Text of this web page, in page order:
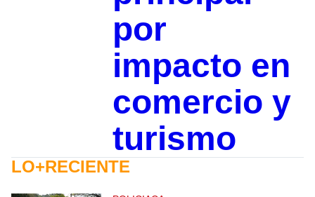
por
impacto en
comercio y
turismo
LO+RECIENTE